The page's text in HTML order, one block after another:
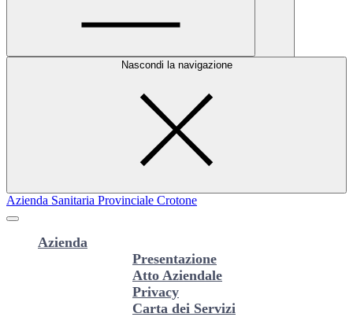
Cerca Nascondi la navigazione
Azienda Sanitaria Provinciale Crotone
Azienda
Presentazione
Atto Aziendale
Privacy
Carta dei Servizi